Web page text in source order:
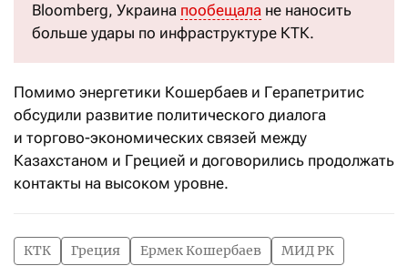
Bloomberg, Украина пообещала не наносить
больше удары по инфраструктуре КТК.
Помимо энергетики Кошербаев и Герапетритис
обсудили развитие политического диалога
и торгово-экономических связей между
Казахстаном и Грецией и договорились продолжать
контакты на высоком уровне.
КТК Греция Ермек Кошербаев МИД РК